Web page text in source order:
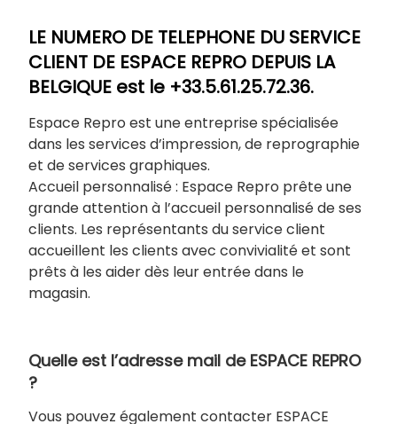
LE NUMERO DE TELEPHONE DU SERVICE
CLIENT DE ESPACE REPRO DEPUIS LA
BELGIQUE est le +33.5.61.25.72.36.
Espace Repro est une entreprise spécialisée
dans les services d’impression, de reprographie
et de services graphiques.
Accueil personnalisé : Espace Repro prête une
grande attention à l’accueil personnalisé de ses
clients. Les représentants du service client
accueillent les clients avec convivialité et sont
prêts à les aider dès leur entrée dans le
magasin.
Quelle est l’adresse mail de ESPACE REPRO
?
Vous pouvez également contacter ESPACE